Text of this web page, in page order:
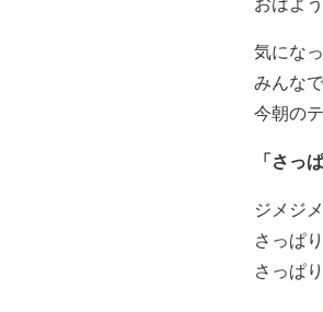
気にな
みんな
今朝の
「さっ
ジメジ
さっぱ
さっぱ